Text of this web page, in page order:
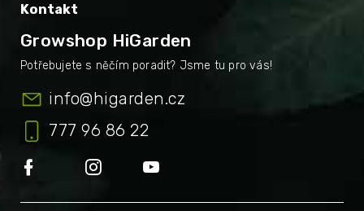
Kontakt
Growshop HiGarden
info@higarden.cz
777 96 86 22